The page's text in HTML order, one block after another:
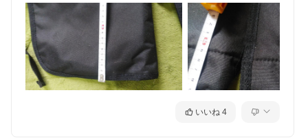
いいね 4